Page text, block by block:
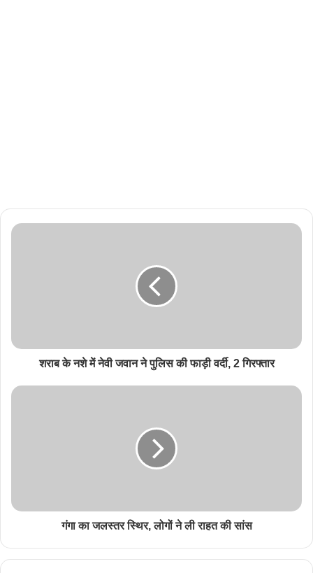
शराब के नशे में नेवी जवान ने पुलिस की फाड़ी वर्दी, 2 गिरफ्तार
गंगा का जलस्तर स्थिर, लोगों ने ली राहत की सांस